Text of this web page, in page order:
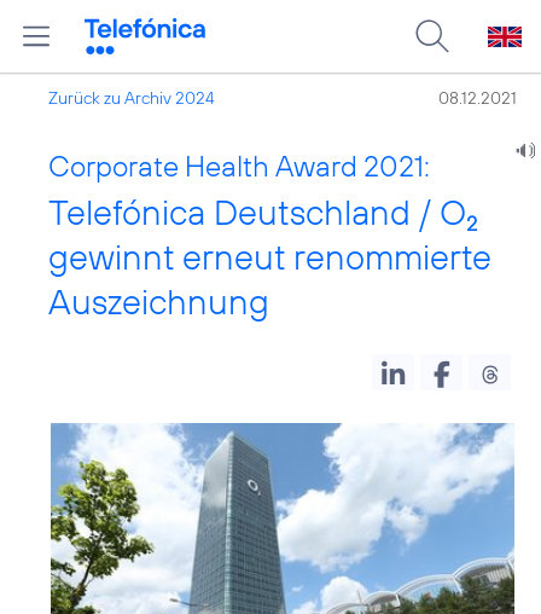
Zurück zu Archiv 2024 08.12.2021
Corporate Health Award 2021:
Telefónica Deutschland / O2
gewinnt erneut renommierte
Auszeichnung